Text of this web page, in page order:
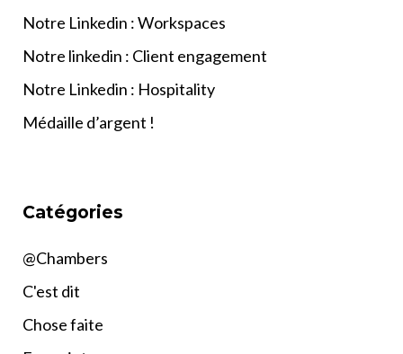
Notre Linkedin : Workspaces
Notre linkedin : Client engagement
Notre Linkedin : Hospitality
Médaille d’argent !
Catégories
@Chambers
C'est dit
Chose faite